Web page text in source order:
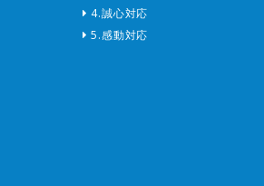
4.誠心対応
5.感動対応